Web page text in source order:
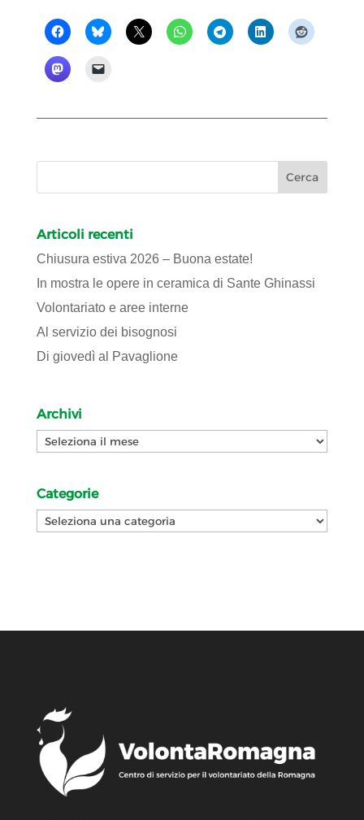
Articoli recenti
Chiusura estiva 2026 – Buona estate!
In mostra le opere in ceramica di Sante Ghinassi
Volontariato e aree interne
Al servizio dei bisognosi
Di giovedì al Pavaglione
Archivi
Archivi
Categorie
Categorie